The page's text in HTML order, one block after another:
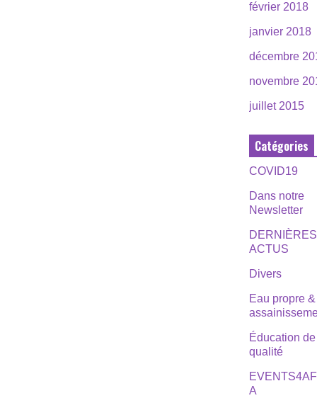
février 2018
janvier 2018
décembre
novembre
juillet 2015
Catégories
COVID19
Dans notre
Newsletter
DERNIÈRES
ACTUS
Divers
Eau propre &
Éducation de
qualité
A